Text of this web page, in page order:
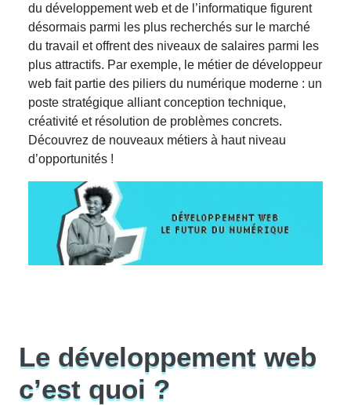
du développement web et de l’informatique figurent
désormais parmi les plus recherchés sur le marché
du travail et offrent des niveaux de salaires parmi les
plus attractifs. Par exemple, le métier de développeur
web fait partie des piliers du numérique moderne : un
poste stratégique alliant conception technique,
créativité et résolution de problèmes concrets.
Découvrez de nouveaux métiers à haut niveau
d’opportunités !
Le développement web
c’est quoi ?